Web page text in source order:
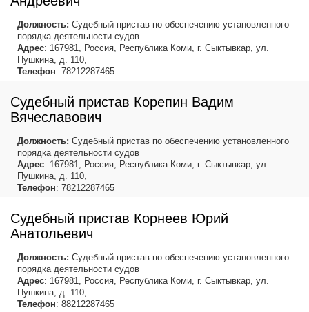
Должность: Судебный пристав по обеспечению установленного
порядка деятельности судов
Адрес: 167981, Россия, Республика Коми, г. Сыктывкар, ул.
Пушкина, д. 110,
Телефон: 78212287465
Судебный пристав Корепин Вадим
Вячеславович
Должность: Судебный пристав по обеспечению установленного
порядка деятельности судов
Адрес: 167981, Россия, Республика Коми, г. Сыктывкар, ул.
Пушкина, д. 110,
Телефон: 78212287465
Судебный пристав Корнеев Юрий
Анатольевич
Должность: Судебный пристав по обеспечению установленного
порядка деятельности судов
Адрес: 167981, Россия, Республика Коми, г. Сыктывкар, ул.
Пушкина, д. 110,
Телефон: 88212287465